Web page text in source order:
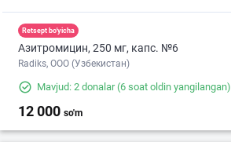
Retsept bo'yicha
Азитромицин, 250 мг, капс. №6
Radiks, ООО (Узбекистан)
Mavjud: 2 donalar(6 soat oldin yangilangan)
12 000 so'm